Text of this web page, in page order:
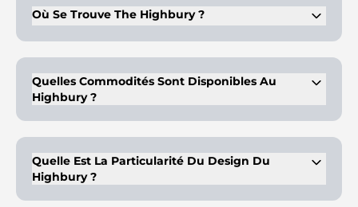
Où Se Trouve The Highbury ?
Dubaï.
Quelles Commodités Sont Disponibles Au
Highbury ?
le toit, un gymnase, une aire de jeux pour enfants, des parcs,
des restaurants et des magasins de détail.
Quelle Est La Particularité Du Design Du
Highbury ?